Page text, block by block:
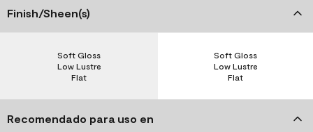
Finish/Sheen(s)
Flat
Low Lustre
Soft Gloss
Flat
Low Lustre
Soft Gloss
Recomendado para uso en